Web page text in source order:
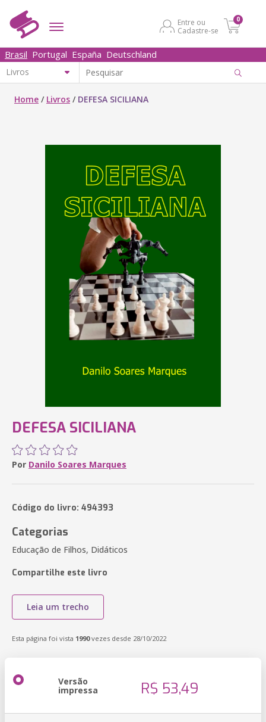
Entre ou
Cadastre-se
0
Brasil Portugal España Deutschland
Home / Livros / DEFESA SICILIANA
DEFESA SICILIANA
Por Danilo Soares Marques
Código do livro: 494393
Categorias
Educação de Filhos, Didáticos
Compartilhe este livro
Leia um trecho
Esta página foi vista 1990vezes desde 28/10/2022
Versão
impressa R$ 53,49